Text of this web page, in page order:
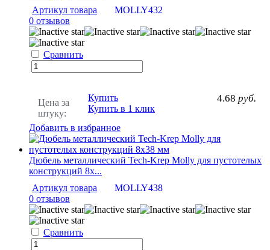
Артикул товара
MOLLY432
0 отзывов
Сравнить
Цена за
штуку:
4.68 руб.
Купить
Купить в 1 клик
Добавить в избранное
Дюбель металлический Tech-Krep Molly для пустотелых
конструкций 8х...
Артикул товара
MOLLY438
0 отзывов
Сравнить